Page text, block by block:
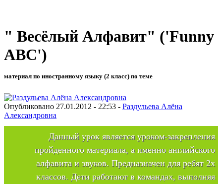
" Весёлый Алфавит" ('Funny
ABC')
материал по иностранному языку (2 класс) по теме
Опубликовано 27.01.2012 - 22:53 - Раздульева Алёна
Александровна
Данный урок является уроком-закрепления
пройденного материала, а именно английского
алфавита и звуков. Предназначен для ребят 2х
классов. Дети работают в командах, выполняя